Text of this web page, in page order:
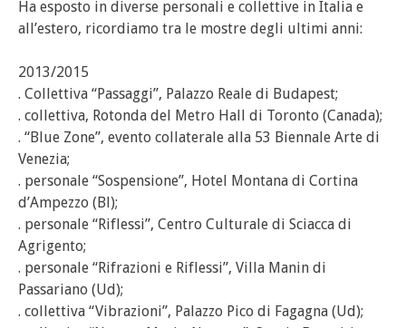
Ha esposto in diverse personali e collettive in Italia e
all’estero, ricordiamo tra le mostre degli ultimi anni:
2013/2015
. Collettiva “Passaggi”, Palazzo Reale di Budapest;
. collettiva, Rotonda del Metro Hall di Toronto (Canada);
. “Blue Zone”, evento collaterale alla 53 Biennale Arte di
Venezia;
. personale “Sospensione”, Hotel Montana di Cortina
d’Ampezzo (Bl);
. personale “Riflessi”, Centro Culturale di Sciacca di
Agrigento;
. personale “Rifrazioni e Riflessi”, Villa Manin di
Passariano (Ud);
. collettiva “Vibrazioni”, Palazzo Pico di Fagagna (Ud);